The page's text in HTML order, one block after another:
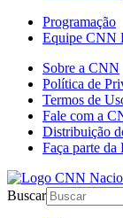
Programação
Equipe CNN
Sobre a CNN
Política de
Termos de
Fale com a
Distribuição
Faça parte
Buscar